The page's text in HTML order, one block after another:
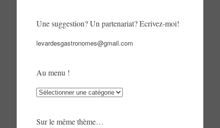
Une suggestion? Un partenariat? Ecrivez-moi!
levardesgastronomes@gmail.com
Au menu !
Au
Sur le même thème…